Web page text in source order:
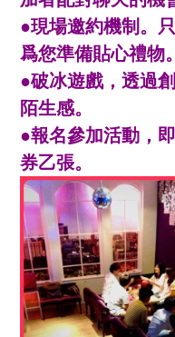
●現場邀約機制。
爲您準備貼心禮物。
●破冰遊戲，透過
陌生感。
●報名參加活動，
券乙張。